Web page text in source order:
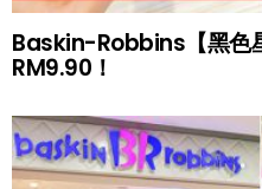
Baskin-Robbins【黑色
RM9.90！